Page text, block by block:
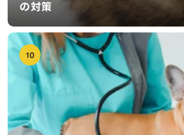
の対策
10